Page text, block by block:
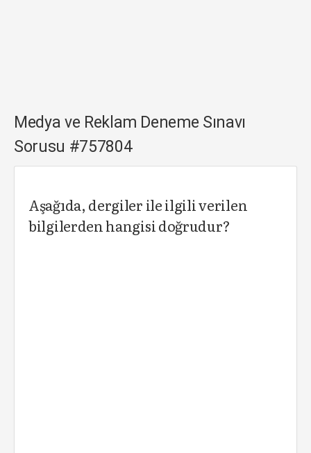
Medya ve Reklam Deneme Sınavı
Sorusu #757804
Aşağıda, dergiler ile ilgili verilen
bilgilerden hangisi doğrudur?